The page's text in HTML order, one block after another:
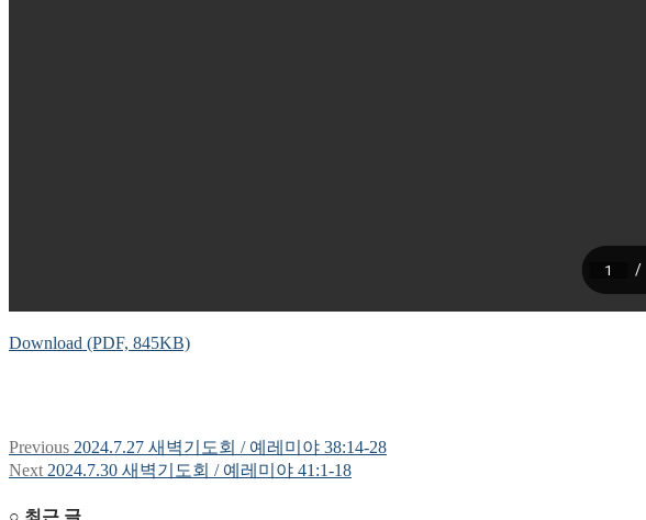
Download (PDF, 845KB)
글
Previous Previous
post:
2024.7.27 새벽기도회 / 예레미야 38:14-28
Next Next
2024.7.30 새벽기도회 / 예레미야 41:1-18